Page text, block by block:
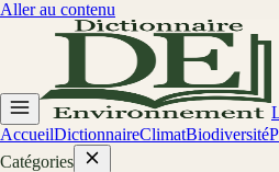
Aller au contenu
AccueilDictionnaireClimatBiodiversité
Catégories